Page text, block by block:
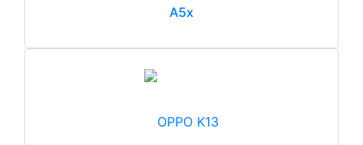
A5x